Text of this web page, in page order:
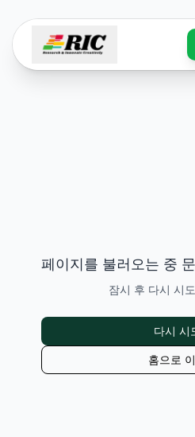
페이지를 불러오는 중
잠시 후 다시 시
다시 시
홈으로